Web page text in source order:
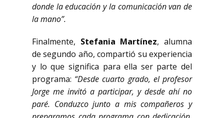
donde la educación y la comunicación van de
la mano”.
Finalmente, Stefania Martínez, alumna
de segundo año, compartió su experiencia
y lo que significa para ella ser parte del
programa: “Desde cuarto grado, el profesor
Jorge me invitó a participar, y desde ahí no
paré. Conduzco junto a mis compañeros y